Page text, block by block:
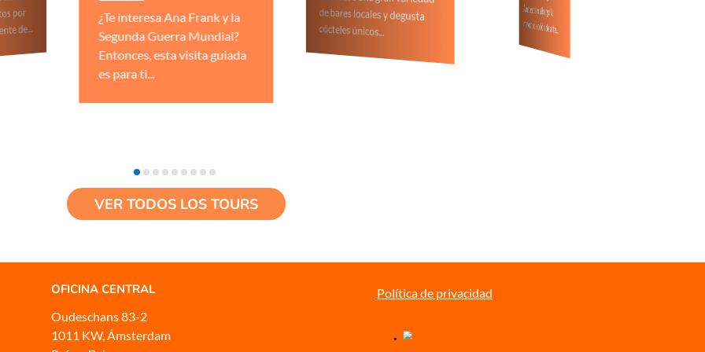
¿Te interesa Ana Frank y la
Segunda Guerra Mundial?
Entonces, esta visita guiada
es para ti...
cócteles únicos... mayor colección de arte...
VER TODOS LOS TOURS
OFICINA CENTRAL
Oudeschans 83-2
1011 KW, Ámsterdam
Política de privacidad